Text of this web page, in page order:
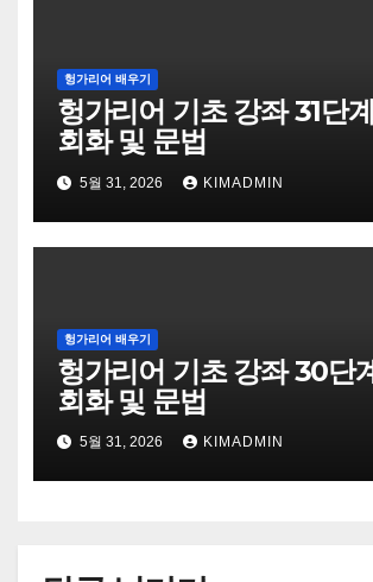
헝가리어 배우기
헝가리어 기초 강좌 31단
회화 및 문법
5월 31, 2026 KIMADMIN
헝가리어 배우기
헝가리어 기초 강좌 30단
회화 및 문법
5월 31, 2026 KIMADMIN